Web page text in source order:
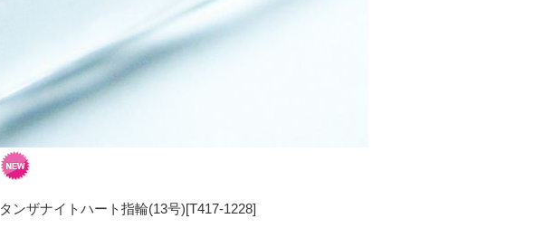
タンザナイトハート指輪(13号)[T417-1228]